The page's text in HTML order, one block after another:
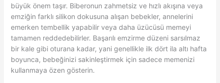
büyük önem taşır. Biberonun zahmetsiz ve hızlı akışına veya
emziğin farklı silikon dokusuna alışan bebekler, annelerini
emerken tembellik yapabilir veya daha üzücüsü memeyi
tamamen reddedebilirler. Başarılı emzirme düzeni sarsılmaz
bir kale gibi oturana kadar, yani genellikle ilk dört ila altı hafta
boyunca, bebeğinizi sakinleştirmek için sadece memenizi
kullanmaya özen gösterin.